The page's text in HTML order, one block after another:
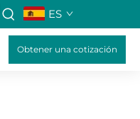
ES
Obtener una cotización